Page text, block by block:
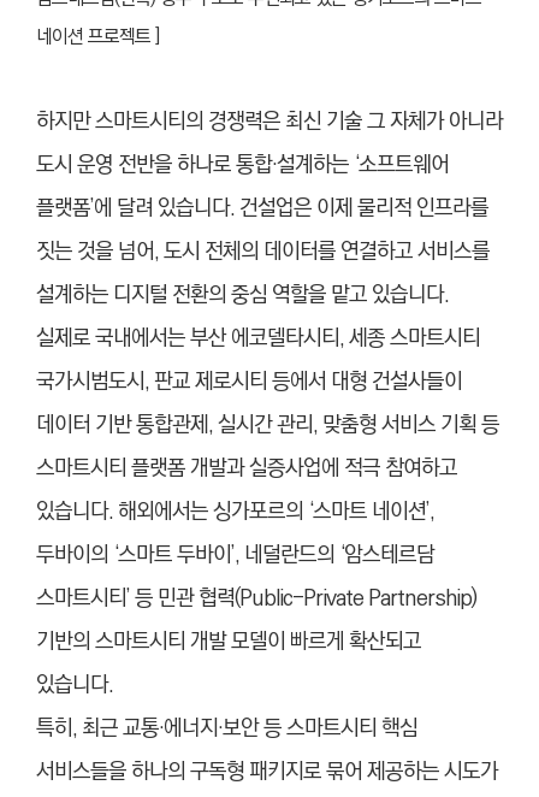
네이션 프로젝트 ]
하지만 스마트시티의 경쟁력은 최신 기술 그 자체가 아니라
도시 운영 전반을 하나로 통합·설계하는 ‘소프트웨어
플랫폼’에 달려 있습니다. 건설업은 이제 물리적 인프라를
짓는 것을 넘어, 도시 전체의 데이터를 연결하고 서비스를
설계하는 디지털 전환의 중심 역할을 맡고 있습니다.
실제로 국내에서는 부산 에코델타시티, 세종 스마트시티
국가시범도시, 판교 제로시티 등에서 대형 건설사들이
데이터 기반 통합관제, 실시간 관리, 맞춤형 서비스 기획 등
스마트시티 플랫폼 개발과 실증사업에 적극 참여하고
있습니다. 해외에서는 싱가포르의 ‘스마트 네이션’,
두바이의 ‘스마트 두바이’, 네덜란드의 ‘암스테르담
스마트시티’ 등 민관 협력(Public-Private Partnership)
기반의 스마트시티 개발 모델이 빠르게 확산되고
있습니다.
특히, 최근 교통·에너지·보안 등 스마트시티 핵심
서비스들을 하나의 구독형 패키지로 묶어 제공하는 시도가